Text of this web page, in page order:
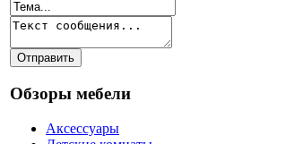
Обзоры мебели
Аксессуары